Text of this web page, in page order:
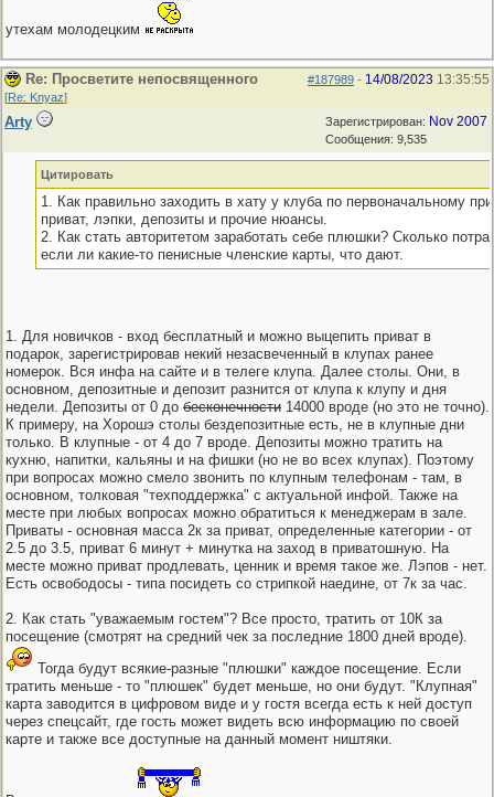
утехам молодецким
#187989 - 14/08/2023 13:35:55
Re: Просветите непосвященного
[Re: Knyaz]
Зарегистрирован: Nov 2007
Сообщения: 9,535
Arty
Цитировать
1. Как правильно заходить в хату у клуба по первоначальному
приват, лэпки, депозиты и прочие нюансы.
2. Как стать авторитетом заработать себе плюшки? Сколько
если ли какие-то пенисные членские карты, что дают.
1. Для новичков - вход бесплатный и можно выцепить приват в
подарок, зарегистрировав некий незасвеченный в клупах ранее
номерок. Вся инфа на сайте и в телеге клупа. Далее столы. Они, в
основном, депозитные и депозит разнится от клупа к клупу и дня
недели. Депозиты от 0 до бесконечности 14000 вроде (но это не точно).
К примеру, на Хорошэ столы бездепозитные есть, не в клупные дни
только. В клупные - от 4 до 7 вроде. Депозиты можно тратить на
кухню, напитки, кальяны и на фишки (но не во всех клупах). Поэтому
при вопросах можно смело звонить по клупным телефонам - там, в
основном, толковая "техподдержка" с актуальной инфой. Также на
месте при любых вопросах можно обратиться к менеджерам в зале.
Приваты - основная масса 2к за приват, определенные категории - от
2.5 до 3.5, приват 6 минут + минутка на заход в приватошную. На
месте можно приват продлевать, ценник и время такое же. Лэпов - нет.
Есть освободосы - типа посидеть со стрипкой наедине, от 7к за час.
2. Как стать "уважаемым гостем"? Все просто, тратить от 10К за
посещение (смотрят на средний чек за последние 1800 дней вроде).
Тогда будут всякие-разные "плюшки" каждое посещение. Если
тратить меньше - то "плюшек" будет меньше, но они будут. "Клупная"
карта заводится в цифровом виде и у гостя всегда есть к ней доступ
через спецсайт, где гость может видеть всю информацию по своей
карте и также все доступные на данный момент ништяки.